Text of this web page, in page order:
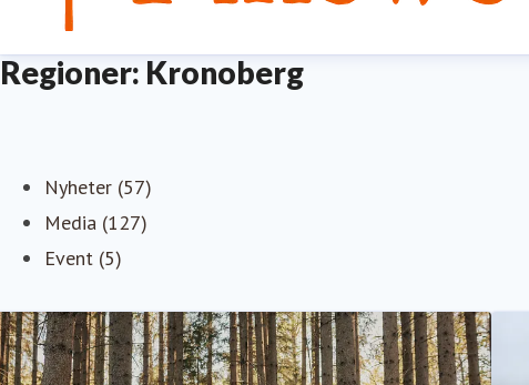
Regioner: Kronoberg
Nyheter (57)
Media (127)
Event (5)